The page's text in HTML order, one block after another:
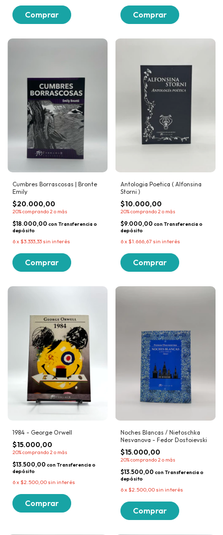
Cumbres Borrascosas | Bronte
Emily
$20.000,00
20%comprando 2 o más
$18.000,00 con Transferencia o
depósito
6x $3.333,33 sin interés
Antologia Poetica ( Alfonsina
Storni )
$10.000,00
20%comprando 2 o más
$9.000,00 con Transferencia o
depósito
6x $1.666,67 sin interés
1984 - George Orwell
$15.000,00
20%comprando 2 o más
$13.500,00 con Transferencia o
depósito
6x $2.500,00 sin interés
Noches Blancas / Nietoschka
Nesvanova - Fedor Dostoievski
$15.000,00
20%comprando 2 o más
$13.500,00 con Transferencia o
depósito
6x $2.500,00 sin interés